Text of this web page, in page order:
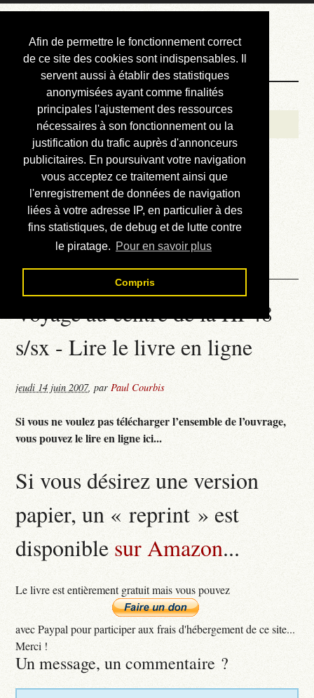
Afin de permettre le fonctionnement correct
de ce site des cookies sont indispensables. Il
servent aussi à établir des statistiques
anonymisées ayant comme finalités
principales l'ajustement des ressources
nécessaires à son fonctionnement ou la
justification du trafic auprès d'annonceurs
publicitaires. En poursuivant votre navigation
vous acceptez ce traitement ainsi que
l'enregistrement de données de navigation
liées à votre adresse IP, en particulier à des
fins statistiques, de debug et de lutte contre
le piratage. Pour en savoir plus
Compris
Courbis, « LE »
Blog Officiel
Bienvenue
Réalisations
Divers (et d’été)
Annonces
Liens externes
Téléchargement
Contact
Voyage au centre de la HP48
s/sx - Lire le livre en ligne
jeudi 14 juin 2007,parPaul Courbis
Si vous ne voulez pas télécharger l’ensemble de l’ouvrage,
vous pouvez le lire en ligne ici...
Si vous désirez une version
papier, un « reprint » est
disponible sur Amazon...
Le livre est entièrement gratuit mais vous pouvez
avec Paypal pour participer aux frais d'hébergement de ce site...
Merci !
Un message, un commentaire ?